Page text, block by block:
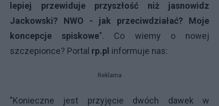
lepiej przewiduje przyszłość niż jasnowidz
Jackowski? NWO - jak przeciwdziałać? Moje
koncepcje spiskowe". Co wiemy o nowej
szczepionce? Portal rp.pl informuje nas:
Reklama
"Konieczne jest przyjęcie dwóch dawek w